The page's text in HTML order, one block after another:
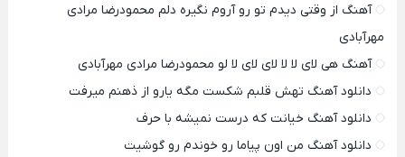
آهنگ از وقتی دیدم تو رو آروم نگیره دلم محمودرضا مرادی
مهرآبادی
آهنگ هی لای لا لا لای لای لا لو محمودرضا مرادی مهرآبادی
دانلود آهنگ تهش قلبم شکست مگه یارو از ذهنم میرفت
دانلود آهنگ خیانت که درست نمیشه با حرف
دانلود آهنگ من اون پیاما رو خوندم رو گوشیت